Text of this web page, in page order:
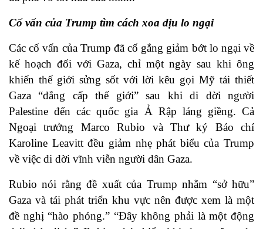
Cố vấn của Trump tìm cách xoa dịu lo ngại
Các cố vấn của Trump đã cố gắng giảm bớt lo ngại về
kế hoạch đối với Gaza, chỉ một ngày sau khi ông
khiến thế giới sửng sốt với lời kêu gọi Mỹ tái thiết
Gaza “đẳng cấp thế giới” sau khi di dời người
Palestine đến các quốc gia Ả Rập láng giềng. Cả
Ngoại trưởng Marco Rubio và Thư ký Báo chí
Karoline Leavitt đều giảm nhẹ phát biểu của Trump
về việc di dời vĩnh viễn người dân Gaza.
Rubio nói rằng đề xuất của Trump nhằm “sở hữu”
Gaza và tái phát triển khu vực nên được xem là một
đề nghị “hào phóng.” “Đây không phải là một động